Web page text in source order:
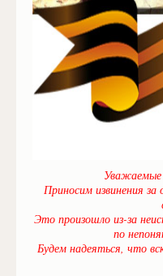
Приносим извинения
Это произошло из-за
по
Будем надеяться, что